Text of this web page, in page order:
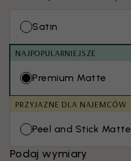
Satin
NAJPOPULARNIEJSZE
Premium Matte
PRZYJAZNE DLA NAJEMCÓW
Peel and Stick Matte
Podaj wymiary